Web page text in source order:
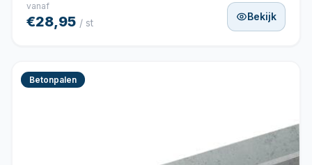
vanaf
€28,95 / st
Bekijk
Betonpalen